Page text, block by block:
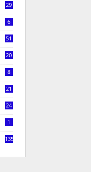
29
6
51
20
8
21
24
1
1350